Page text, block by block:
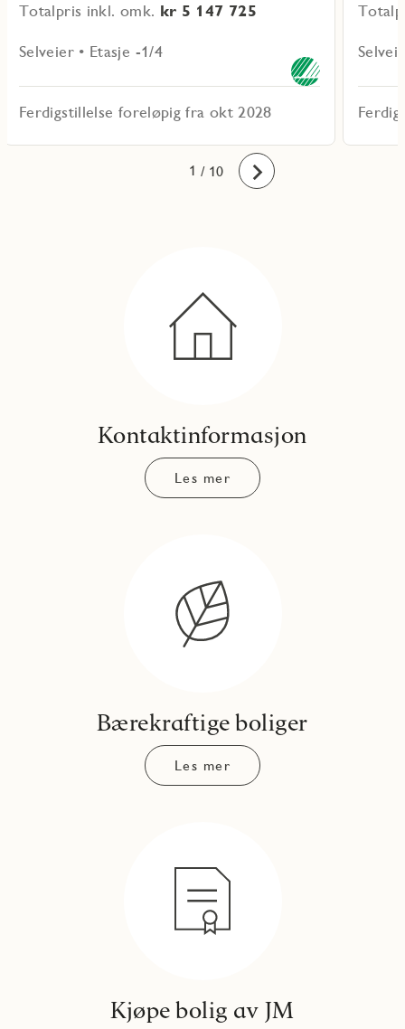
Totalpris inkl. omk. kr 5 147 725
Selveier • Etasje -1/4
Ferdigstillelse foreløpig fra okt 2028
1
2
3
4
5
6
7
8
9
10 / 10 Fremover
Kontaktinformasjon
Les mer
Bærekraftige boliger
Les mer
Kjøpe bolig av JM